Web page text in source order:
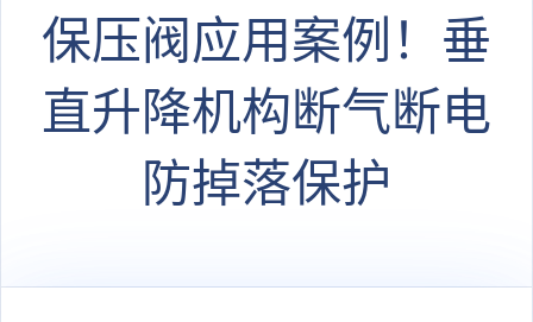
保压阀应用案例！垂
直升降机构断气断电
防掉落保护